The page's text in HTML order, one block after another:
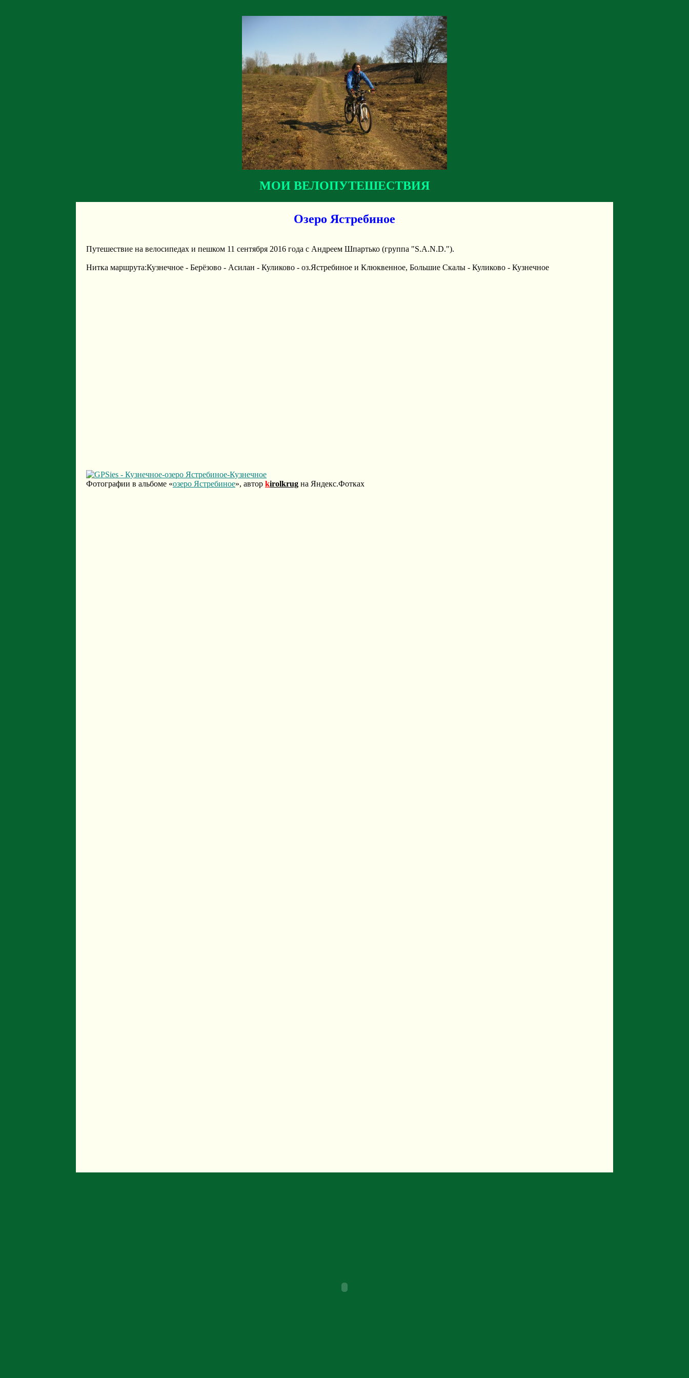
МОИ ВЕЛОПУТЕШЕСТВИЯ
Озеро Ястребиное
Путешествие на велосипедах и пешком 11 сентября 2016 года с Андреем Шпартько (группа "S.A.N.D.").
Нитка маршрута:Кузнечное - Берёзово - Асилан - Куликово - оз.Ястребиное и Клюквенное, Большие Скалы - Куликово - Кузнечное
Фотографии в альбоме «озеро Ястребиное», автор kirolkrug на Яндекс.Фотках